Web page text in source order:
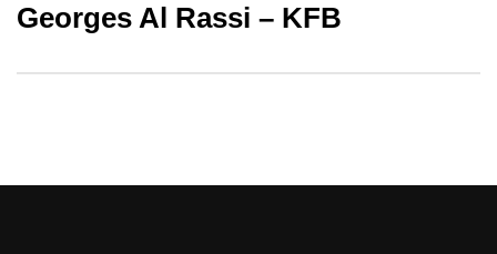
Georges Al Rassi – KFB